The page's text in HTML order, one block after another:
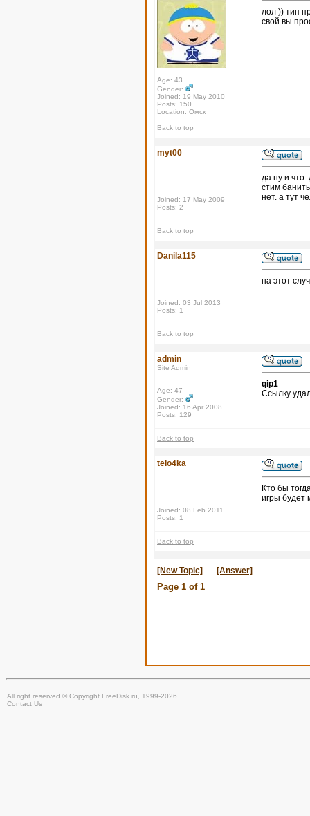
Age: 43
Gender:
Joined: 19 May 2010
Posts: 150
Location: Омск
лол )) тип
свой вы
Back to top
myt00
Joined: 17 May 2009
Posts: 2
да ну и что.
стим
нет. а тут
Back to top
Danila115
Joined: 03 Jul 2013
Posts: 1
на этот
Back to top
admin
Site Admin
Age: 47
Gender:
Joined: 16 Apr 2008
Posts: 129
qip1
Ссылку
Back to top
telo4ka
Joined: 08 Feb 2011
Posts: 1
Кто бы
игры будет
Back to top
[New Topic] [Answer]
Page 1 of 1
All right reserved © Copyright FreeDisk.ru, 1999-2026
Contact Us